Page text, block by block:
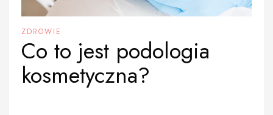
ZDROWIE
Co to jest podologia
kosmetyczna?